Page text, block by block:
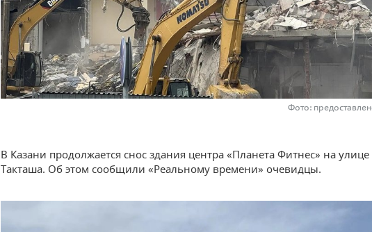
Фото:
В Казани продолжается снос здания центра «Планета Фитнес» на
Такташа. Об этом сообщили «Реальному времени» очевидцы.